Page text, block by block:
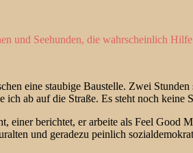
und Seehunden, die wahrscheinlich
eine staubige Baustelle. Zwei
ab auf die Straße. Es steht noch
berichtet, er arbeite als Feel Good
und geradezu peinlich